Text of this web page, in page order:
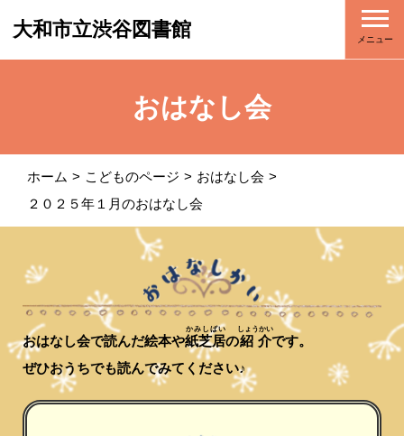
大和市立渋谷図書館 メニュー
おはなし会
ホーム こどものページ
おはなし会
２０２５年１月のおはなし会
おはなし会で読んだ絵本や紙芝居
かみしばい
の紹介
しょうかい
です。
ぜひおうちでも読んでみてください♪